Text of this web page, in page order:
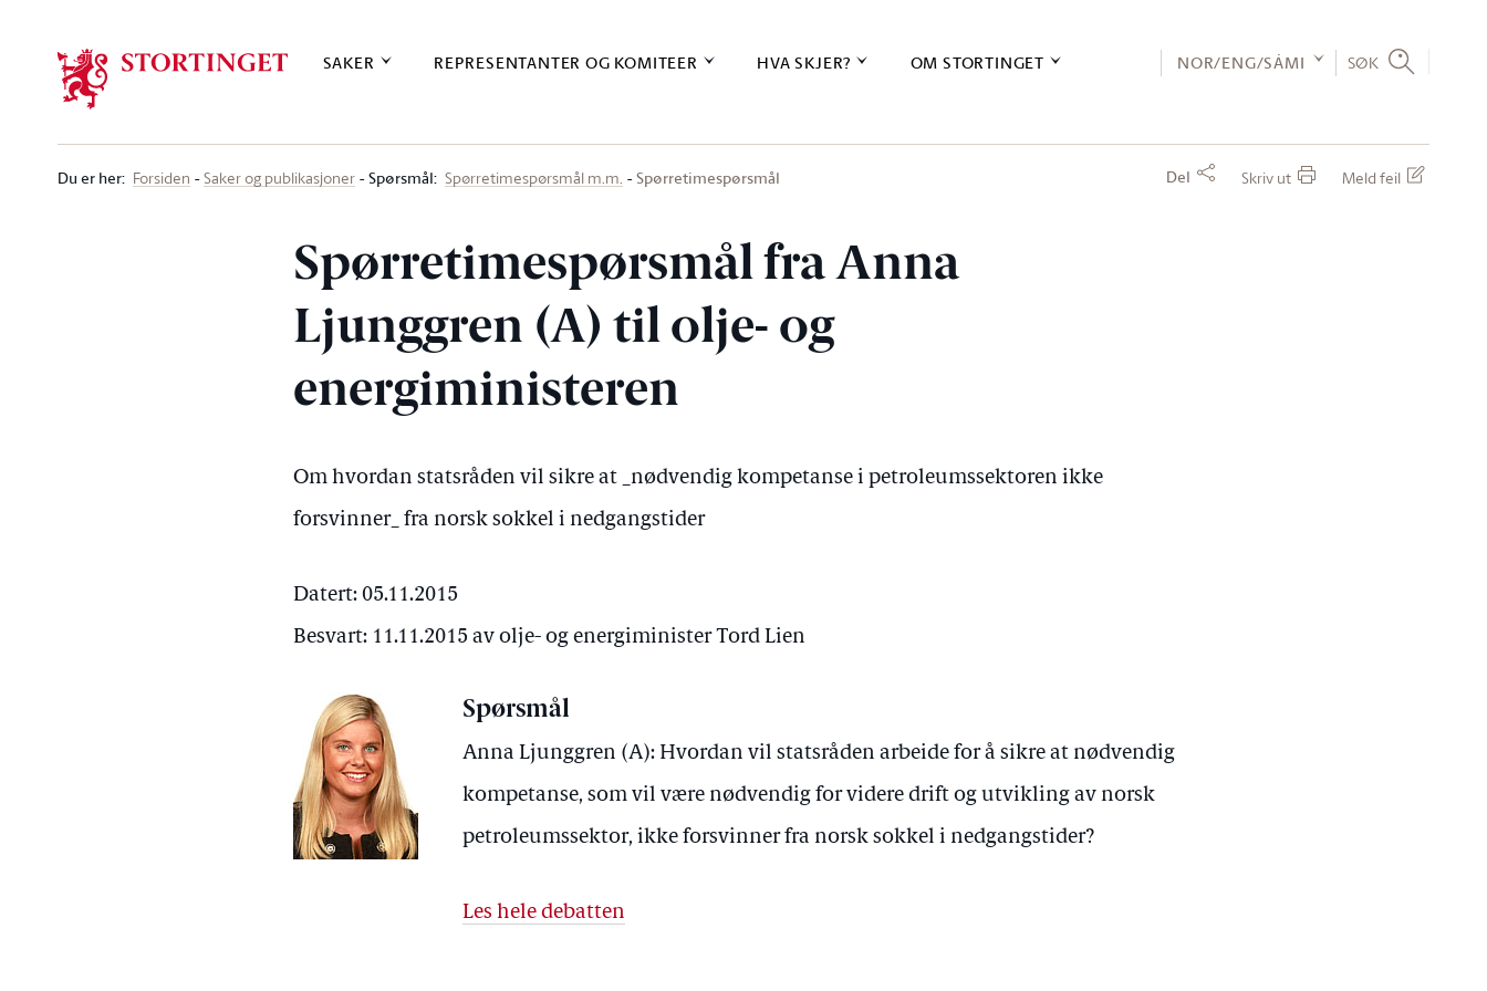
SAKER REPRESENTANTER OG KOMITEER HVA SKJER? OM STORTINGET NOR/ENG/SÁMI SØK
Du er her: Forsiden Saker og publikasjoner Spørsmål: Spørretimespørsmål m.m. Spørretimespørsmål Del Skriv ut Meld feil
Spørretimespørsmål fra Anna
Ljunggren (A) til olje- og
energiministeren
Om hvordan statsråden vil sikre at _nødvendig kompetanse i petroleumssektoren ikke
forsvinner_ fra norsk sokkel i nedgangstider
Datert: 05.11.2015
Besvart: 11.11.2015 av olje- og energiminister Tord Lien
Spørsmål
Anna Ljunggren (A): Hvordan vil statsråden arbeide for å sikre at nødvendig
kompetanse, som vil være nødvendig for videre drift og utvikling av norsk
petroleumssektor, ikke forsvinner fra norsk sokkel i nedgangstider?
Les hele debatten